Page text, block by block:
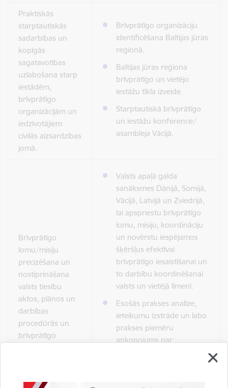
Praktiskās
starptautiskās
sadarbības un
kopīgās
sagatavotības
uzlabošana starp
iestādēm,
brīvprātīgo
organizācijām un
iedzīvotājiem
civilās aizsardzības
jomā.
Brīvprātīgo organizāciju
identificēšana Baltijas jūras
reģionā.
Baltijas jūras reģiona
brīvprātīgo un vietējo
iestāžu tīkla izveide.
Starptautiskā brīvprātīgo
un iestāžu konference/
asambleja Vācijā.
Brīvprātīgo
lomu/misiju
precizēšana un
nostiprināšana
valsts tiesību
aktos, plānos un
darbības
procedūrās un
brīvprātīgo
Valsts apaļā galda
sanāksmes Dānijā, Somijā,
Vācijā, Latvijā un Zviedrijā,
lai apspriestu brīvprātīgo
lomu, misiju, koordināciju
un novērstu iespējamos
šķēršļus efektīvai
brīvprātīgo iesaistīšanai un
to darbību koordinēšanai
valsts un vietējā līmenī.
Esošās prakses analīze,
ieteikumu izstrāde un labo
prakses piemēru
apkopojums par